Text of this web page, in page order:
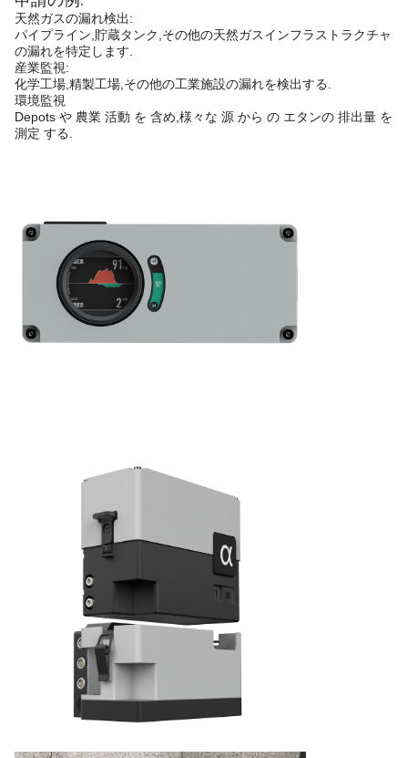
天然ガスの漏れ検出:
パイプライン,貯蔵タンク,その他の天然ガスインフラストラクチャ
の漏れを特定します.
産業監視:
化学工場,精製工場,その他の工業施設の漏れを検出する.
環境監視
Depots や 農業 活動 を 含め,様々な 源 から の エタンの 排出量 を
測定 する.